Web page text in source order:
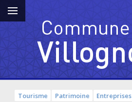
Tourisme Patrimoine Entreprises